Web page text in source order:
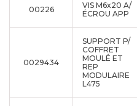
00226
VIS M6x20 A/
ÉCROU APP
0029434
SUPPORT P/
COFFRET
MOULÉ ET
REP
MODULAIRE
L475